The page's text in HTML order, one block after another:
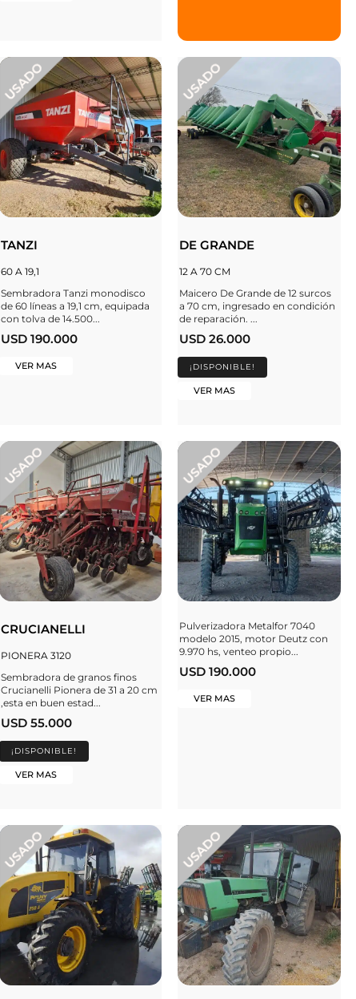
TANZI
60 A 19,1
Sembradora Tanzi monodisco
de 60 líneas a 19,1 cm, equipada
con tolva de 14.500...
USD 190.000
VER MAS
DE GRANDE
12 A 70 CM
Maicero De Grande de 12 surcos
a 70 cm, ingresado en condición
de reparación. ...
USD 26.000
¡DISPONIBLE!
VER MAS
CRUCIANELLI
PIONERA 3120
Sembradora de granos finos
Crucianelli Pionera de 31 a 20 cm
,esta en buen estad...
USD 55.000
¡DISPONIBLE!
VER MAS
Pulverizadora Metalfor 7040
modelo 2015, motor Deutz con
9.970 hs, venteo propio...
USD 190.000
VER MAS